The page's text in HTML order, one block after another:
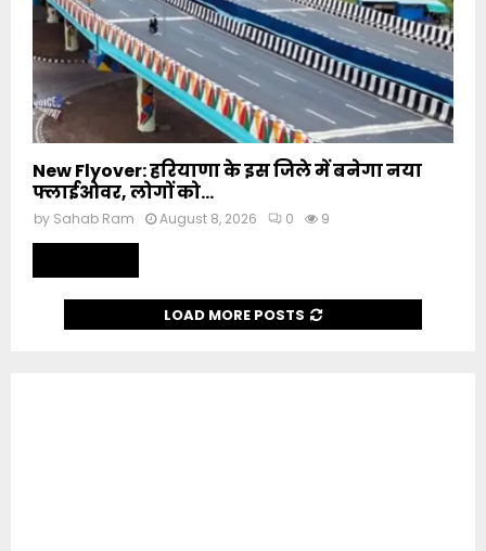
New Flyover: हरियाणा के इस जिले में बनेगा नया
फ्लाईओवर, लोगों को...
by Sahab Ram August 8, 2026 0 9
LOAD MORE POSTS